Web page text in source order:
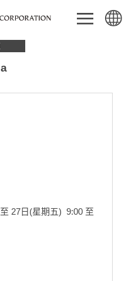
27日(星期五) 9:00 至